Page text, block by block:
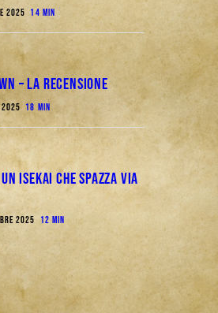
2025 14 MIN
– La Recensione
2025 18 MIN
Isekai che spazza via
2025 12 MIN